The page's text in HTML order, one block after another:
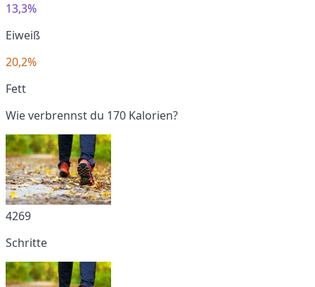
13,3%
Eiweiß
20,2%
Fett
Wie verbrennst du 170 Kalorien?
4269
Schritte